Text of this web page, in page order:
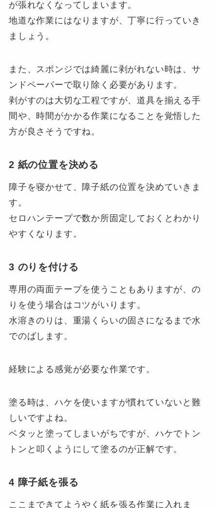
が張れなくなってしまいます。
地道な作業にはなりますが、丁寧に行っていき
ましょう。
また、スポンジでは綺麗に剥がれない時は、サ
ンドペーパーで取り除く必要があります。
剥がすのは大切な工程ですが、道具を揃える手
間や、時間がかかる作業になることを覚悟した
方が良さそうですね。
2 紙の位置を決める
障子を寝かせて、障子紙の位置を決めていきま
す。
セロハンテープで数か所固定しておくとわかり
やすくなります。
3 のりを付ける
専用の両面テープを使うこともありますが、の
りを使う場合はコツがいります。
水溶きのりは、重湯くらいの固さになるまで水
でのばします。
経験による感覚が必要な作業です。
塗る時は、ハケを使いますが慣れていないと難
しいですよね。
ベタッと塗ってしまいがちですが、ハケでトン
トンと叩くようにして塗るのが正解です。
4 障子紙を張る
ここまできてようやく紙を張る作業に入れま